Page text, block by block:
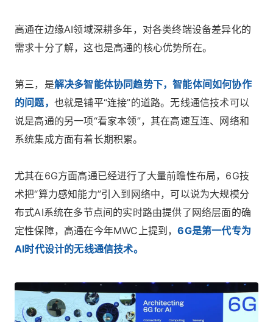
高通在边缘AI领域深耕多年，对各类终端设备差异化的
需求十分了解，这也是高通的核心优势所在。
第三，是解决多智能体协同趋势下，智能体间如何协作
的问题， 也就是铺平“连接”的道路。无线通信技术可以
说是高通的另一项“看家本领”，其在高速互连、网络和
系统集成方面有着长期积累。
尤其在6G方面高通已经进行了大量前瞻性布局，6G技
术把“算力感知能力”引入到网络中，可以说为大规模分
布式AI系统在多节点间的实时路由提供了网络层面的确
定性保障，高通在今年MWC上提到，6G是第一代专为
AI时代设计的无线通信技术。